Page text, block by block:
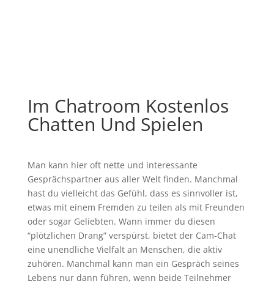
Im Chatroom Kostenlos
Chatten Und Spielen
Man kann hier oft nette und interessante
Gesprächspartner aus aller Welt finden. Manchmal
hast du vielleicht das Gefühl, dass es sinnvoller ist,
etwas mit einem Fremden zu teilen als mit Freunden
oder sogar Geliebten. Wann immer du diesen
“plötzlichen Drang” verspürst, bietet der Cam-Chat
eine unendliche Vielfalt an Menschen, die aktiv
zuhören. Manchmal kann man ein Gespräch seines
Lebens nur dann führen, wenn beide Teilnehmer